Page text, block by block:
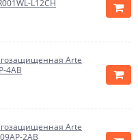
L12CH
Arte
4AB
Arte
2AB